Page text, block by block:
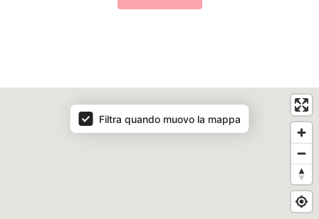
Filtra quando muovo la mappa